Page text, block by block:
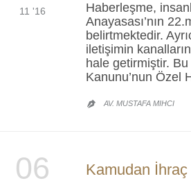
11 '16
Haberleşme,
Anayasası’nın
belirtmektedir.
iletişimin
hale getirmiştir.
Kanunu’nun Özel
 AV. MUSTAFA MIHCI
06 Kamudan